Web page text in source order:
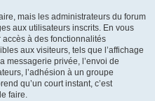
mais les administrateurs du forum
aux utilisateurs inscrits. En vous
à des fonctionnalités
aux visiteurs, tels que l’affichage
messagerie privée, l’envoi de
l’adhésion à un groupe
qu’un court instant, c’est
faire.